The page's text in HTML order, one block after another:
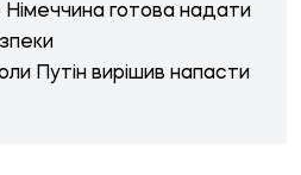
готова надати
Путін вирішив напасти